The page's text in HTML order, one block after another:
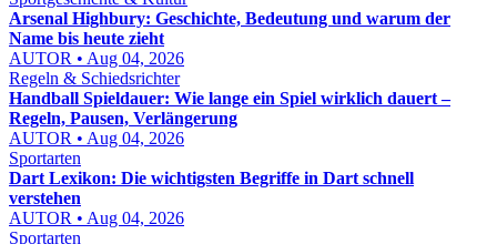
Arsenal Highbury: Geschichte, Bedeutung und warum der
Name bis heute zieht
AUTOR • Aug 04, 2026
Regeln & Schiedsrichter
Handball Spieldauer: Wie lange ein Spiel wirklich dauert –
Regeln, Pausen, Verlängerung
AUTOR • Aug 04, 2026
Sportarten
Dart Lexikon: Die wichtigsten Begriffe in Dart schnell
verstehen
AUTOR • Aug 04, 2026
Sportarten